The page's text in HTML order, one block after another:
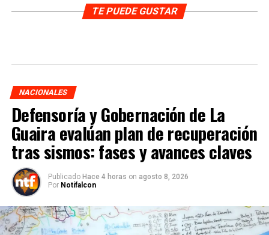
TE PUEDE GUSTAR
NACIONALES
Defensoría y Gobernación de La
Guaira evalúan plan de recuperación
tras sismos: fases y avances claves
Publicado Hace 4 horas on agosto 8, 2026
Por Notifalcon